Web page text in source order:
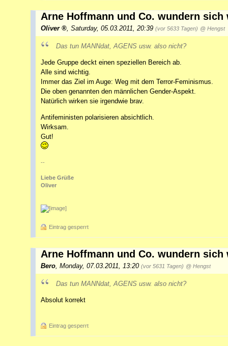
Arne Hoffmann und Co. wundern
Oliver , Saturday, 05.03.2011, 20:39 (vor 5633 Tagen) @ Hengst
Das tun MANNdat, AGENS usw. also nicht?
Jede Gruppe deckt einen speziellen Bereich ab.
Alle sind wichtig.
Immer das Ziel im Auge: Weg mit dem Terror-Feminismus.
Die oben genannten den männlichen Gender-Aspekt.
Natürlich wirken sie irgendwie brav.
Antifeministen polarisieren absichtlich.
Wirksam.
Gut!
--
Liebe Grüße
Oliver
Eintrag gesperrt
Arne Hoffmann und Co. wundern
Bero Monday, 07.03.2011, 13:20 (vor 5631 Tagen) @ Hengst
Das tun MANNdat, AGENS usw. also nicht?
Absolut korrekt
Eintrag gesperrt